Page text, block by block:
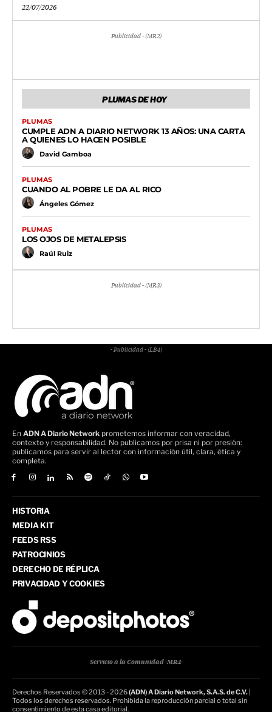
22/07/2026
Publicidad - (MR2)
PLUMAS DE HOY
PLUMAS
CUMPLE ADN A DIARIO NETWORK 13 AÑOS: UNA CARTA
A QUIENES LO HACEN POSIBLE
David Gamboa
PLUMAS
CUANDO AL POBRE LE DA AL RICO
Ángeles Gómez
PLUMAS
LOS OJOS DE METALEPSIS
Raúl Ruiz
Publicidad - (MR3)
- Publicidad - (LB4)
En ADN A Diario Network prometemos informar con veracidad,
contexto y responsabilidad. No publicamos por prisa ni por presión:
publicamos para servir al lector con información útil, clara, ética y
completa.
HISTORIA
MEDIA KIT
FEEDS RSS
PATROCINIOS
DERECHO DE RÉPLICA
PRIVACIDAD Y COOKIES
Servicio a la Comunidad -MR4-
Derechos Reservados © 2013 - 2026(ADN) A Diario Network, S.A.S. de C.V.
Todos los derechos reservados. Prohibida la reproducción parcial o total sin
consentimiento de esta casa editorial.